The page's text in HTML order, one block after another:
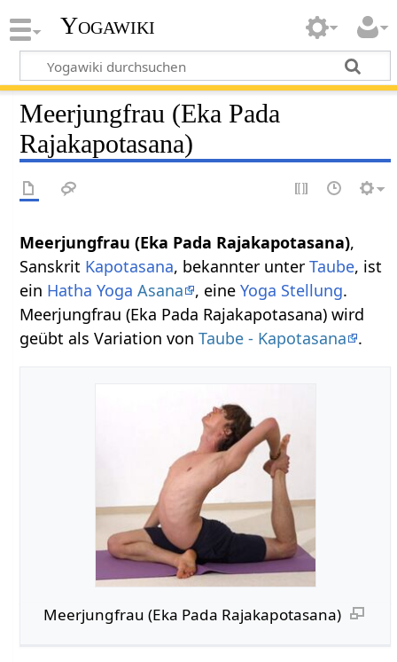
Yogawiki
Meerjungfrau (Eka Pada
Rajakapotasana)
Meerjungfrau (Eka Pada Rajakapotasana),
Sanskrit Kapotasana, bekannter unterTaube, ist
ein Hatha Yoga Asana , eineYoga Stellung.
Meerjungfrau (Eka Pada Rajakapotasana) wird
geübt als Variation vonTaube - Kapotasana .
Meerjungfrau (Eka Pada Rajakapotasana)